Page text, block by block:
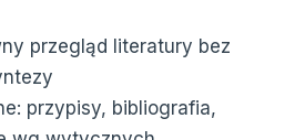
przegląd literatury bez
przypisy, bibliografia,